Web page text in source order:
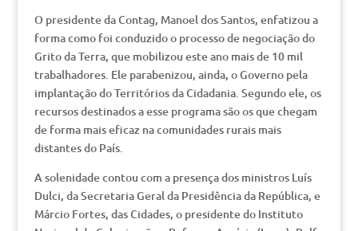
O presidente da Contag, Manoel dos Santos, enfatizou a
forma como foi conduzido o processo de negociação do
Grito da Terra, que mobilizou este ano mais de 10 mil
trabalhadores. Ele parabenizou, ainda, o Governo pela
implantação do Territórios da Cidadania. Segundo ele, os
recursos destinados a esse programa são os que chegam
de forma mais eficaz na comunidades rurais mais
distantes do País.
A solenidade contou com a presença dos ministros Luís
Dulci, da Secretaria Geral da Presidência da República, e
Márcio Fortes, das Cidades, o presidente do Instituto